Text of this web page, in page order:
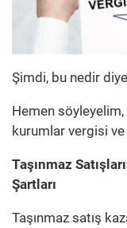
Şimdi, bu nedir
Hemen söyleyelim,
kurumlar vergisi
Taşınmaz
Şartları
Taşınmaz satış